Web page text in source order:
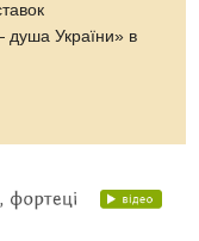
душа України» в